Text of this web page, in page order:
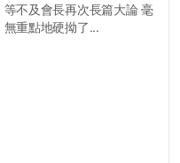
等不及會長再次長篇大論 毫
無重點地硬拗了...